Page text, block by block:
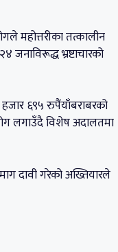
महोत्तरीका तत्कालीन
भ्रष्टाचारको
६९५ रुपैंयाँबराबरको
लगाउँदै विशेष अदालतमा
दावी गरेको अख्तियारले